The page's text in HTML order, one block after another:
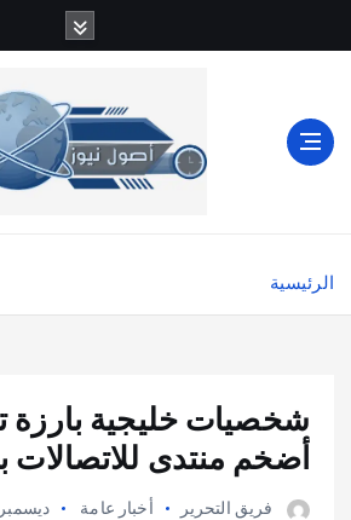
ل
الرئيسية
شخصيات خليجية
أضخم منتدى للاتصالات
فريق التحرير أخبار عامة ديسمبر 1, 2024